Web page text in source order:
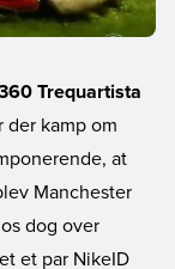
Trequartista
der kamp om
at
Manchester
dog over
et par NikeID